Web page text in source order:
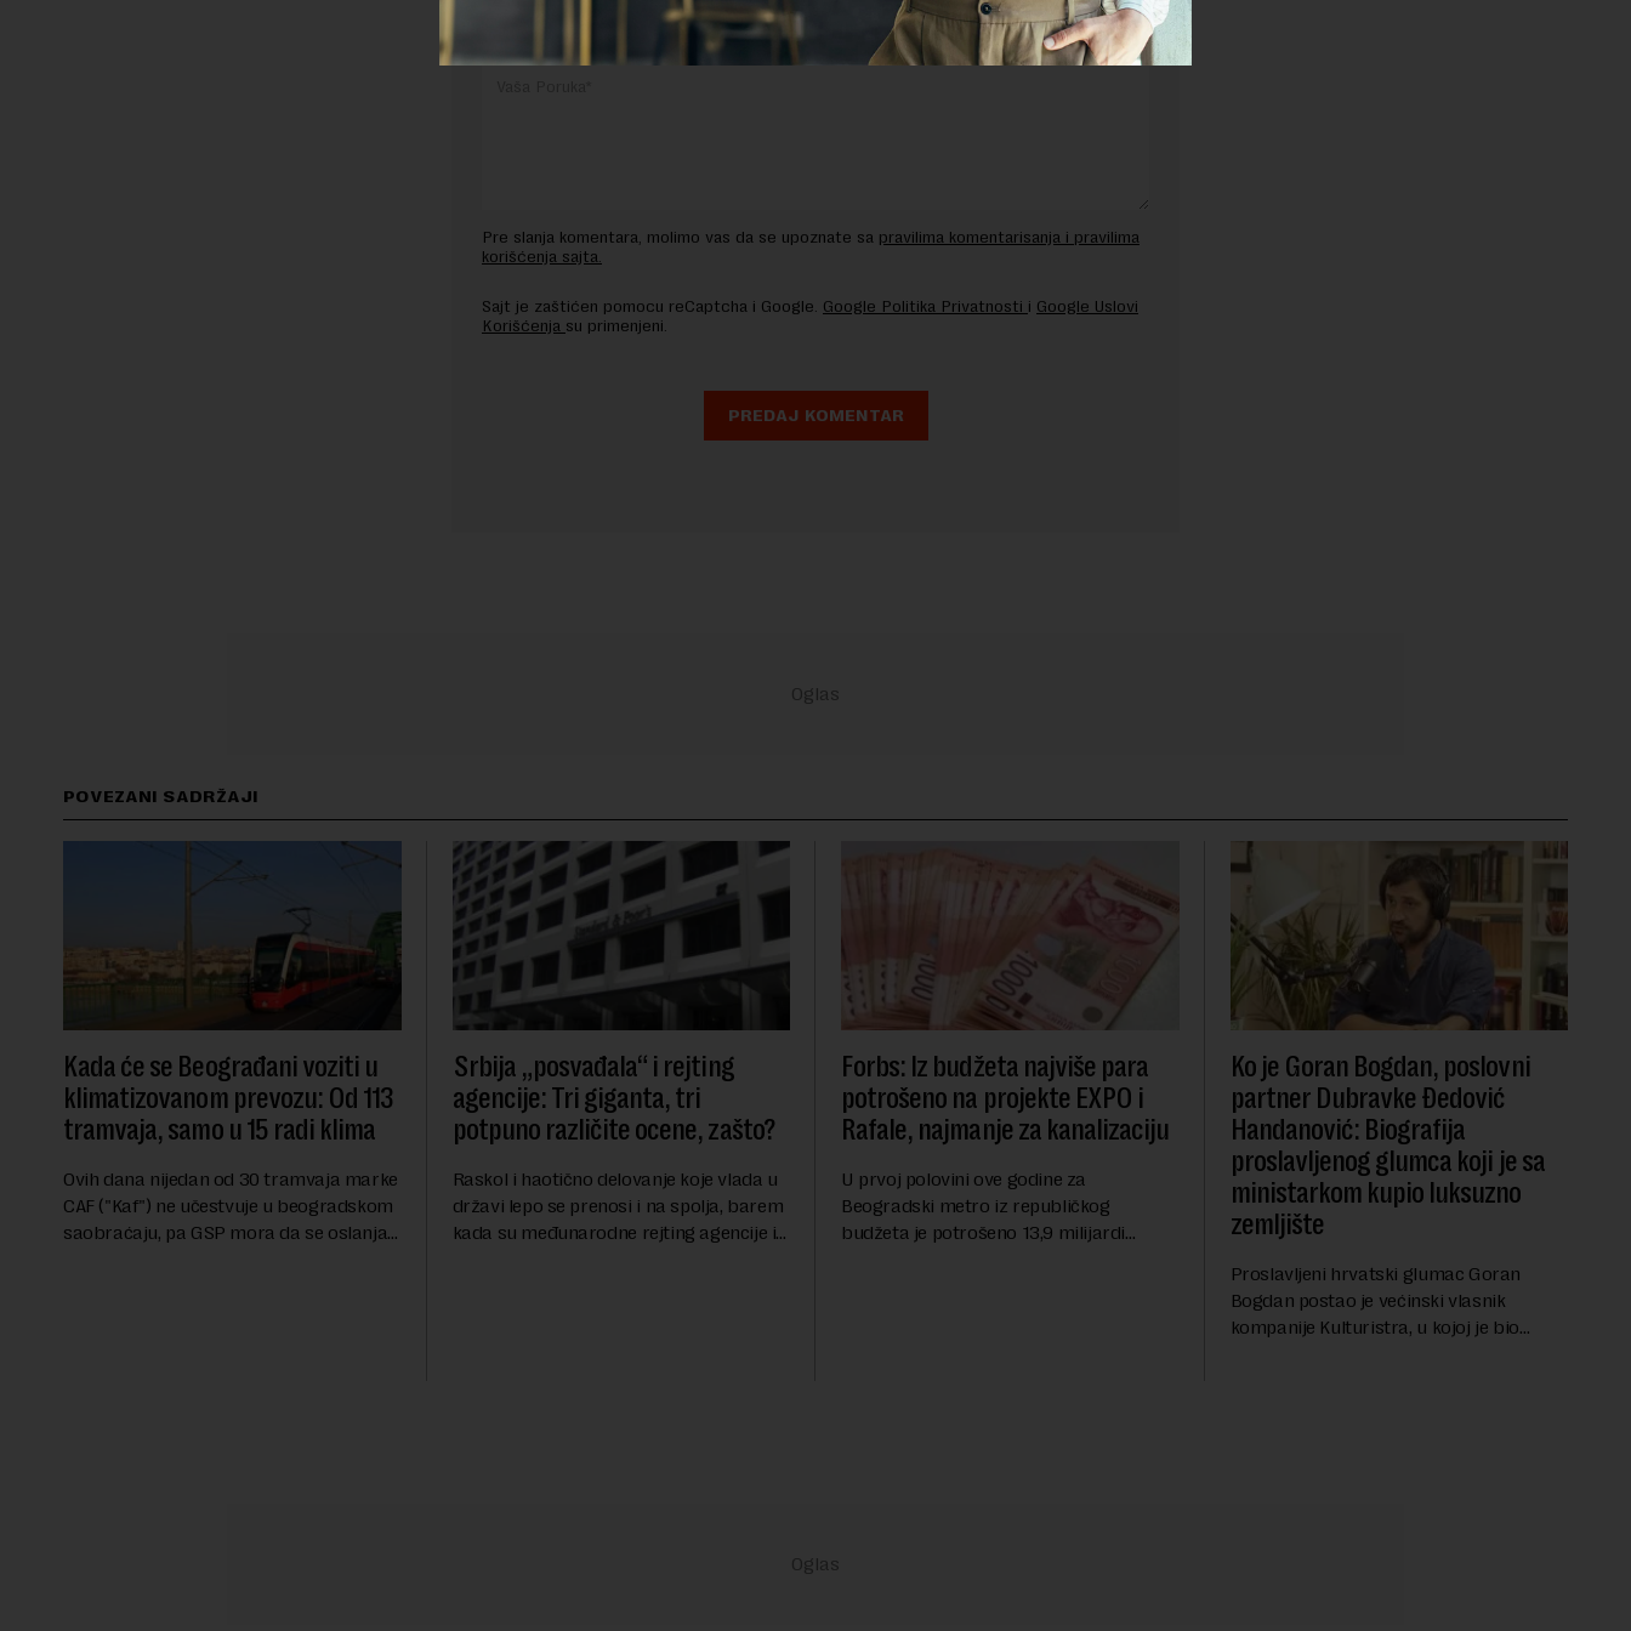
Pre slanja komentara, molimo vas da se upoznate sa pravilima komentarisanja i pravilima
korišćenja sajta.
Sajt je zaštićen pomocu reCaptcha i Google. Google Politika Privatnosti i Google Uslovi
Korišćenja su primenjeni.
POVEZANI SADRŽAJI
Kada će se Beograđani voziti u
klimatizovanom prevozu: Od 113
tramvaja, samo u 15 radi klima
Ovih dana nijedan od 30 tramvaja marke
CAF ("Kaf") ne učestvuje u beogradskom
saobraćaju, pa GSP mora da se oslanja
Srbija „posvađala“ i rejting
agencije: Tri giganta, tri
potpuno različite ocene, zašto?
Raskol i haotično delovanje koje vlada u
državi lepo se prenosi i na spolja, barem
kada su međunarodne rejting agencije i
Forbs: Iz budžeta najviše para
potrošeno na projekte EXPO i
Rafale, najmanje za kanalizaciju
U prvoj polovini ove godine za
Beogradski metro iz republičkog
budžeta je potrošeno 13,9 milijardi
Ko je Goran Bogdan, poslovni
partner Dubravke Đedović
Handanović: Biografija
proslavljenog glumca koji je sa
ministarkom kupio luksuzno
zemljište
Proslavljeni hrvatski glumac Goran
Bogdan postao je većinski vlasnik
kompanije Kulturistra, u kojoj je bio